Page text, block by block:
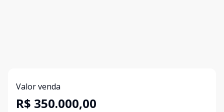
Valor venda
R$ 350.000,00